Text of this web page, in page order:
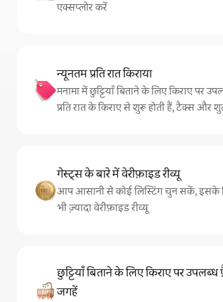
एक्सप्लोर करें
न्यूनतम प्रति रात किराया
मनामा में छुट्टियाँ बिताने के लिए किराए पर
प्रति रात के किराए से शुरू होती हैं, टैक्स और
गेस्ट्स के बारे में वेरीफ़ाइड रीव्यू
आप आसानी से कोई लिस्टिंग चुन सकें, इसके
भी ज़्यादा वेरीफ़ाइड रीव्यू
छुट्टियाँ बिताने के लिए किराए पर
जगहें